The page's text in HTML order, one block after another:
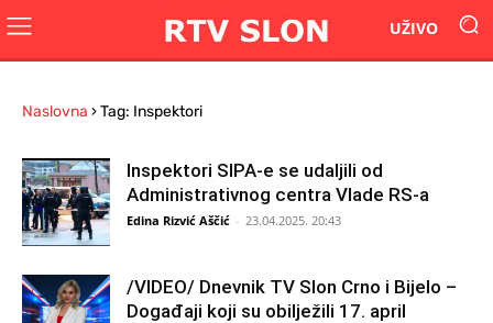
UŽIVO
Naslovna ›Tag: Inspektori
Inspektori SIPA-e se udaljili od
Administrativnog centra Vlade RS-a
Edina Rizvić Aščić - 23.04.2025. 20:43
/VIDEO/ Dnevnik TV Slon Crno i Bijelo –
Događaji koji su obilježili 17. april